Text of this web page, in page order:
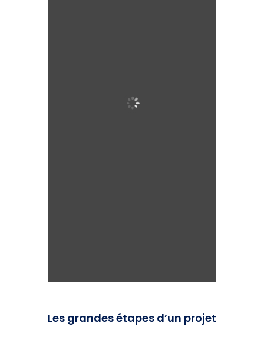
Les grandes étapes d’un projet